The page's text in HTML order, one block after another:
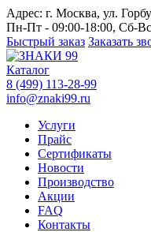
Адрес: г. Москва, ул.
Пн-Пт - 09:00-18:00, Сб-
Быстрый заказ Заказать
Каталог
8 (499) 113-28-99
info@znaki99.ru
Услуги
Прайс
Сертификаты
Новости
Производство
Акции
FAQ
Контакты